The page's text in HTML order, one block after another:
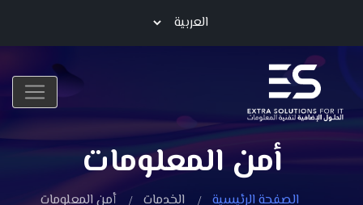
أمن المعلومات
الصفحة الرئيسية الخدمات أمن المعلومات